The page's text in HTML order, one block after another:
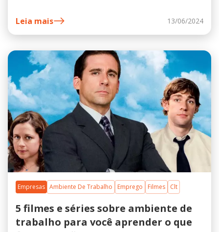
Leia mais 13/06/2024
Empresas Ambiente De Trabalho Emprego Filmes Clt
5 filmes e séries sobre ambiente de
trabalho para você aprender o que